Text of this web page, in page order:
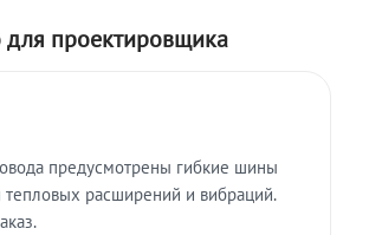
проектировщика
предусмотрены гибкие шины
расширений и вибраций.